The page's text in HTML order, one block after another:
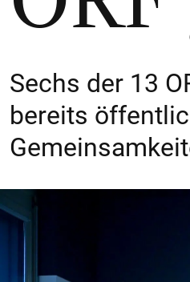
Sechs der 13
bereits